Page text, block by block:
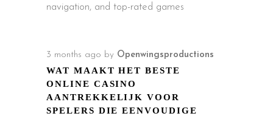
navigation, and top-rated games
3 months ago by Openwingsproductions
WAT MAAKT HET BESTE
ONLINE CASINO
AANTREKKELIJK VOOR
SPELERS DIE EENVOUDIGE